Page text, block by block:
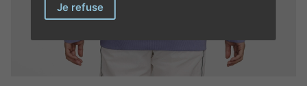
Je refuse